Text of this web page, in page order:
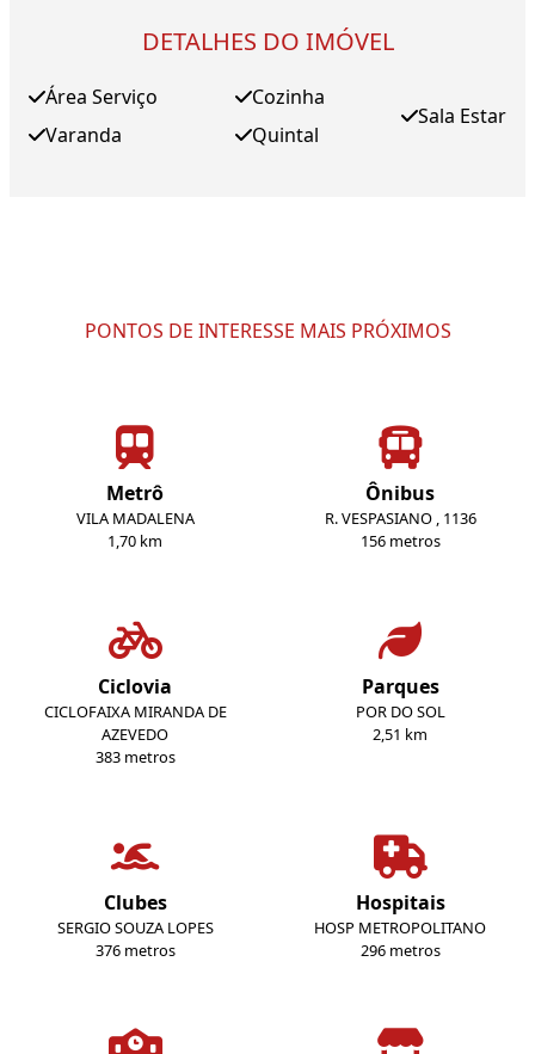
DETALHES DO IMÓVEL
Área Serviço
Varanda
Cozinha
Quintal
Sala Estar
PONTOS DE INTERESSE MAIS PRÓXIMOS
Metrô
VILA MADALENA
1,70 km
Ônibus
R. VESPASIANO , 1136
156 metros
Ciclovia
CICLOFAIXA MIRANDA DE
AZEVEDO
383 metros
Parques
POR DO SOL
2,51 km
Clubes
SERGIO SOUZA LOPES
376 metros
Hospitais
HOSP METROPOLITANO
296 metros